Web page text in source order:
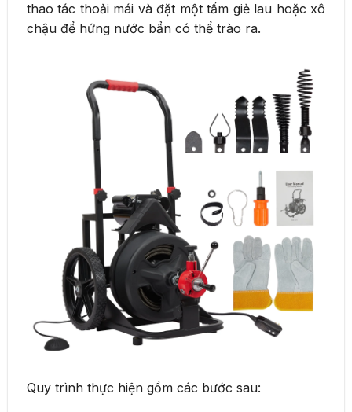
thao tác thoải mái và đặt một tấm giẻ lau hoặc xô
chậu để hứng nước bẩn có thể trào ra.
Quy trình thực hiện gồm các bước sau: